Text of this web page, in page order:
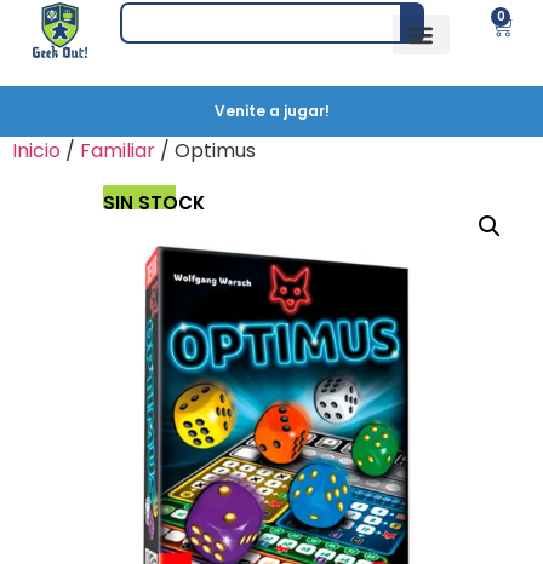
0
Venite a jugar!
Inicio / Familiar / Optimus
SIN STOCK